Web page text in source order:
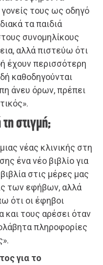
τους ως οδηγό
τα παιδιά
συνομηλίκους
αλλά πιστεύω ότι
έχουν περισσότερη
καθοδηγούνται
άνευ όρων, πρέπει
στιγμή;
νέας κλινικής στη
ένα νέο βιβλίο για
στις μέρες μας
των εφήβων, αλλά
ότι οι έφηβοι
και τους αρέσει όταν
πληροφορίες
για το